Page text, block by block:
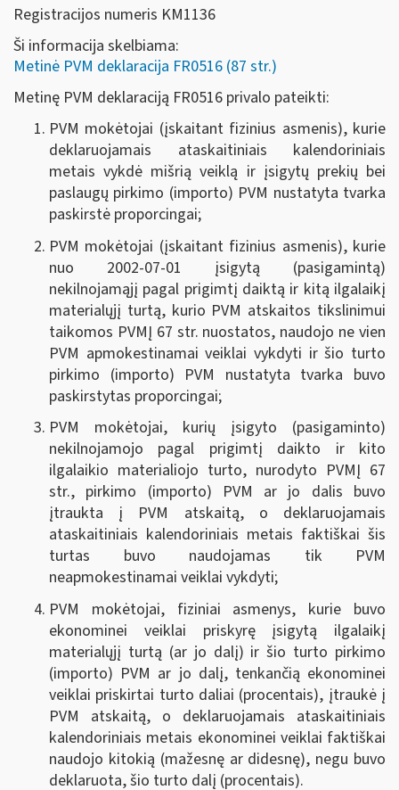
Registracijos numeris KM1136
Ši informacija skelbiama:
Metinė PVM deklaracija FR0516 (87 str.)
Metinę PVM deklaraciją FR0516 privalo pateikti:
PVM mokėtojai (įskaitant fizinius asmenis), kurie
deklaruojamais ataskaitiniais kalendoriniais
metais vykdė mišrią veiklą ir įsigytų prekių bei
paslaugų pirkimo (importo) PVM nustatyta tvarka
paskirstė proporcingai;
PVM mokėtojai (įskaitant fizinius asmenis), kurie
nuo 2002-07-01 įsigytą (pasigamintą)
nekilnojamąjį pagal prigimtį daiktą ir kitą ilgalaikį
materialųjį turtą, kurio PVM atskaitos tikslinimui
taikomos PVMĮ 67 str. nuostatos, naudojo ne vien
PVM apmokestinamai veiklai vykdyti ir šio turto
pirkimo (importo) PVM nustatyta tvarka buvo
paskirstytas proporcingai;
PVM mokėtojai, kurių įsigyto (pasigaminto)
nekilnojamojo pagal prigimtį daikto ir kito
ilgalaikio materialiojo turto, nurodyto PVMĮ 67
str., pirkimo (importo) PVM ar jo dalis buvo
įtraukta į PVM atskaitą, o deklaruojamais
ataskaitiniais kalendoriniais metais faktiškai šis
turtas buvo naudojamas tik PVM
neapmokestinamai veiklai vykdyti;
PVM mokėtojai, fiziniai asmenys, kurie buvo
ekonominei veiklai priskyrę įsigytą ilgalaikį
materialųjį turtą (ar jo dalį) ir šio turto pirkimo
(importo) PVM ar jo dalį, tenkančią ekonominei
veiklai priskirtai turto daliai (procentais), įtraukė į
PVM atskaitą, o deklaruojamais ataskaitiniais
kalendoriniais metais ekonominei veiklai faktiškai
naudojo kitokią (mažesnę ar didesnę), negu buvo
deklaruota, šio turto dalį (procentais).